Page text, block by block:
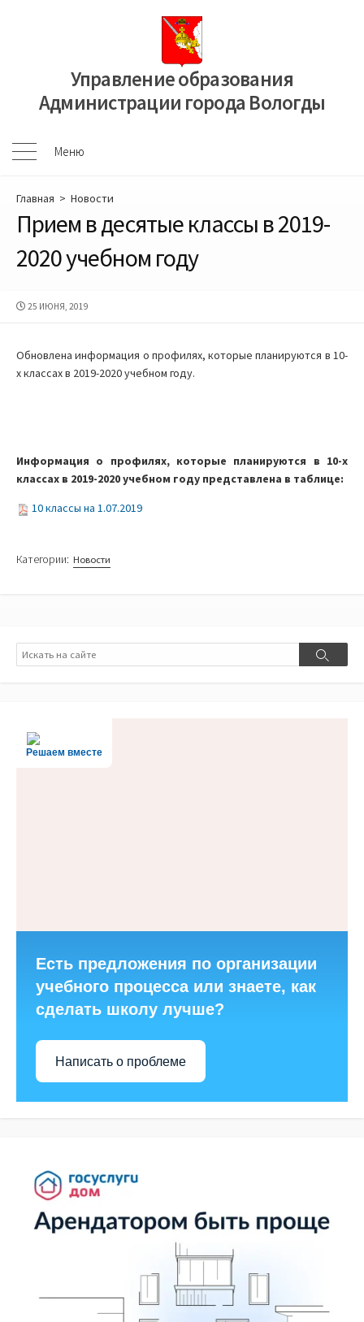
Управление образования
Администрации города Вологды
Меню
Меню
Главная > Новости
Прием в десятые классы в 2019-
2020 учебном году
ДАТА
25 ИЮНЯ, 2019
Обновлена информация о профилях, которые планируются в 10-
х классах в 2019-2020 учебном году.
Информация о профилях, которые планируются в 10-х
классах в 2019-2020 учебном году представлена в таблице:
10 классы на 1.07.2019
Категории: Новости
Поиск
Поиск
Решаем вместе
Есть предложения по организации
учебного процесса или знаете, как
сделать школу лучше?
Написать о проблеме